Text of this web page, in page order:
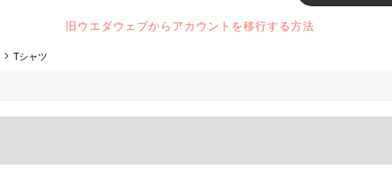
税抜50,000円以上購入で送料無料！（一部地域を除く）
旧ウエダウェブからアカウントを移行する方法
Tシャツ